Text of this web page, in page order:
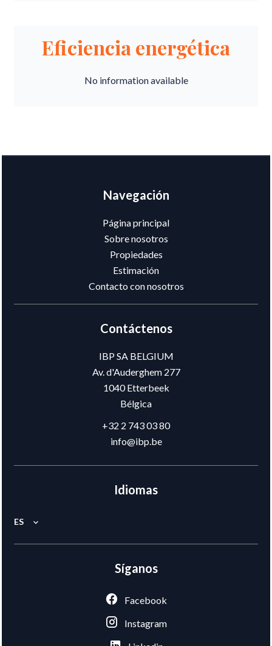
Eficiencia energética
No information available
Navegación
Página principal
Sobre nosotros
Propiedades
Estimación
Contacto con nosotros
Contáctenos
IBP SA BELGIUM
Av. d'Auderghem 277
1040Etterbeek
Bélgica
+32 2 743 03 80
info@ibp.be
Idiomas
ES
Síganos
Facebook
Instagram